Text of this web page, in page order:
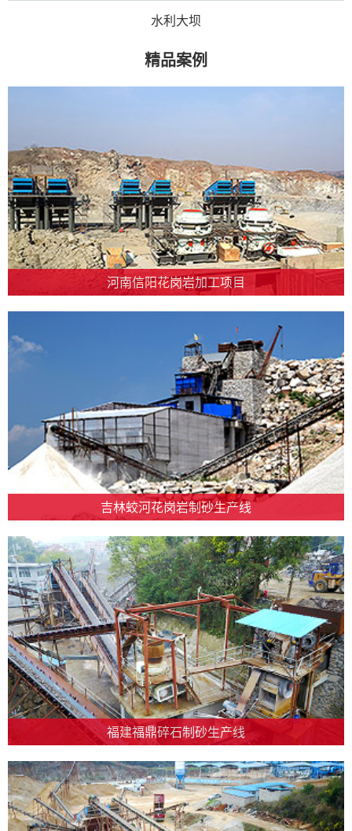
水利大坝
精品案例
河南信阳花岗岩加工项目
吉林蛟河花岗岩制砂生产线
福建福鼎碎石制砂生产线